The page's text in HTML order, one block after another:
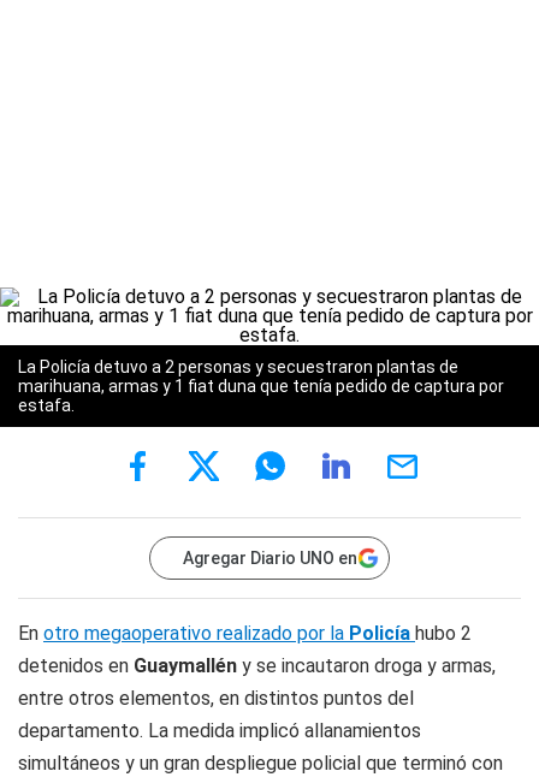
La Policía detuvo a 2 personas y secuestraron plantas de
marihuana, armas y 1 fiat duna que tenía pedido de captura por
estafa.
Agregar Diario UNO en
En otro megaoperativo realizado por la Policía hubo 2
detenidos en Guaymallén y se incautaron droga y armas,
entre otros elementos, en distintos puntos del
departamento. La medida implicó allanamientos
simultáneos y un gran despliegue policial que terminó con